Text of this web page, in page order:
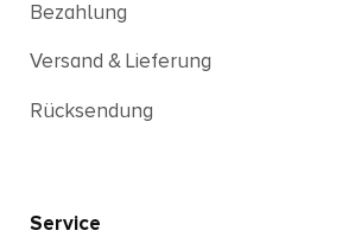
Bezahlung
Versand & Lieferung
Rücksendung
Service